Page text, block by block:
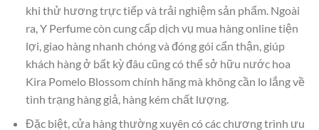
khi thử hương trực tiếp và trải nghiệm sản phẩm. Ngoài
ra, Y Perfume còn cung cấp dịch vụ mua hàng online tiện
lợi, giao hàng nhanh chóng và đóng gói cẩn thận, giúp
khách hàng ở bất kỳ đâu cũng có thể sở hữu nước hoa
Kira Pomelo Blossom chính hãng mà không cần lo lắng về
tình trạng hàng giả, hàng kém chất lượng.
Đặc biệt, cửa hàng thường xuyên có các chương trình ưu